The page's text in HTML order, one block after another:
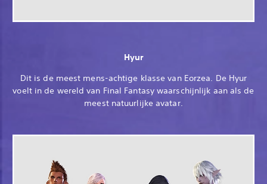
Hyur
Dit is de meest mens-achtige klasse van Eorzea. De Hyur
voelt in de wereld van Final Fantasy waarschijnlijk aan als de
meest natuurlijke avatar.